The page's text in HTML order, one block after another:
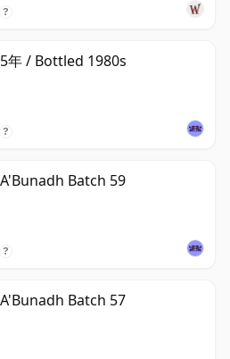
?
年 / Bottled 1980s
?
Batch 59
?
Batch 57